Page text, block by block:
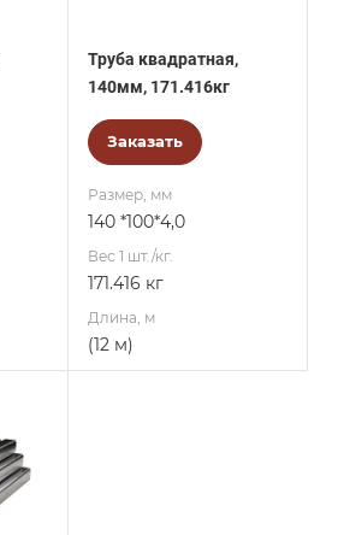
Труба квадратная,
140мм, 171.416кг
Заказать
Размер, мм
140 *100*4,0
Вес 1 шт./кг.
171.416 кг
Длина, м
(12 м)